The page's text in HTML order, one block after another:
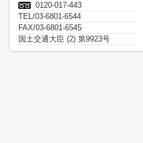
0120-017-443
TEL/03-6801-6544
FAX/03-6801-6545
国土交通大臣 (2) 第9923号